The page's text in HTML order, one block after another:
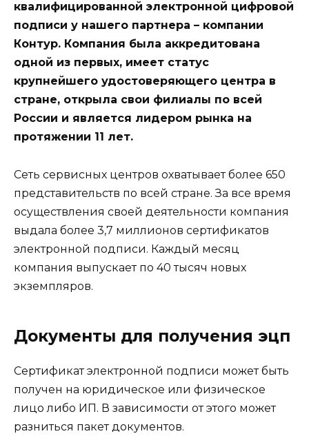
квалифицированной электронной цифровой
подписи у нашего партнера – компании
Контур. Компания была аккредитована
одной из первых, имеет статус
крупнейшего удостоверяющего центра в
стране, открыла свои филиалы по всей
России и является лидером рынка на
протяжении 11 лет.
Сеть сервисных центров охватывает более 650
представительств по всей стране. За все время
осуществления своей деятельности компания
выдала более 3,7 миллионов сертификатов
электронной подписи. Каждый месяц
компания выпускает по 40 тысяч новых
экземпляров.
Документы для получения эцп
Сертификат электронной подписи может быть
получен на юридическое или физическое
лицо либо ИП. В зависимости от этого может
разниться пакет документов.